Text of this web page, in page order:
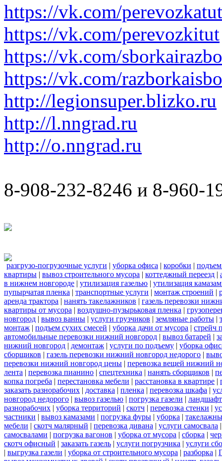
https://vk.com/perevozkatut
https://vk.com/perevozkitut
https://vk.com/
https://vk.com/
http://legionsuper.blizko.ru
http://l.nngrad.ru
http://o.nngrad.ru
8-908-232-8246 и 8-960-
разгрузо-погрузочные услуги | уборка офиса | коробки |
квартиры | вывоз строительного мусора | коттеджный переезд |
в нижнем новгороде | утилизация газелью | утилизация
пупырчатая пленка | транспортные услуги | монтаж строений |
аренда трактора | нанять такелажников | газель перевозки
квартиры от мусора | воздушно-пузырьковая пленка |
новгород | вывоз ванны | услуги грузчиков | земляные работы |
монтаж | подъем сухих смесей | уборка дачи от мусора | стрейч
автомобильные перевозки нижний новгород | вывоз батарей |
нижний новгород | демонтаж | услуги по подъему | уборка
сборщиков | газель перевозки нижний новгород недорого |
перевозки нижний новгород цены | перевозка вещей нижний
лента | перевозка пианино | спецтехника | нанять сборщиков |
копка погреба | перестановка мебели | расстановка в квартире |
заказать разнорабочих | доставка | пленка | перевозка шкафа |
новгород недорого | вывоз газелью | погрузка газели |
разнорабочих | уборка территорий | скотч | перевозка стенки |
частники | вывоз камазами | погрузка фуры | уборка |
мебели | скотч малярный | перевозка дивана | услуги самосвала
самосвалами | погрузка вагонов | уборка от мусора | сборка |
скотч офисный | заказать газель | услуги погрузчика | услуги
| выгрузка газели | уборка от строительного мусора | разборка |